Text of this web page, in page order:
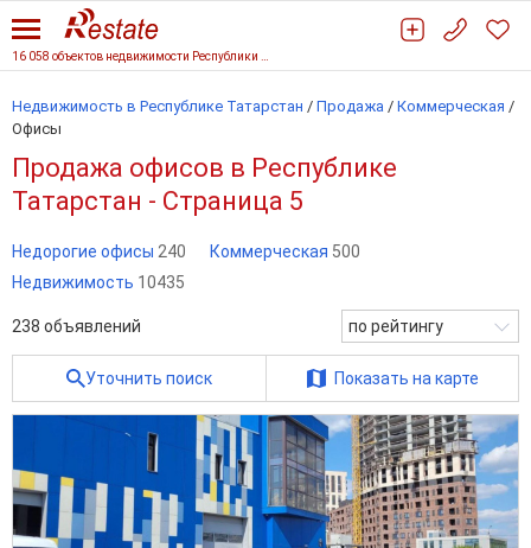
Недвижимость в Республике Татарстан / Продажа / Коммерческая /
Офисы
Продажа офисов в Республике
Татарстан - Страница 5
Недорогие офисы 240 Коммерческая 500
Недвижимость 10435
238 объявлений по рейтингу
Уточнить поиск Показать на карте